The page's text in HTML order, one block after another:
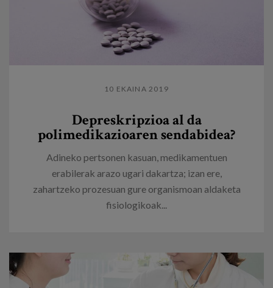
10 EKAINA 2019
​Depreskripzioa al da
polimedikazioaren sendabidea?
Adineko pertsonen kasuan, medikamentuen
erabilerak arazo ugari dakartza; izan ere,
zahartzeko prozesuan gure organismoan aldaketa
fisiologikoak...